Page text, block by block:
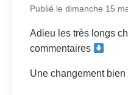
Publié le dimanche 15
Adieu les très longs
commentaires
Une changement bien